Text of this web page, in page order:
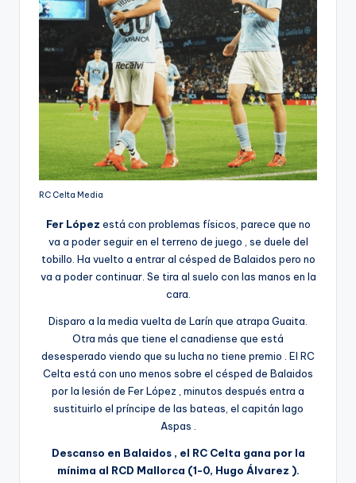
RC Celta Media
Fer López está con problemas físicos, parece que no
va a poder seguir en el terreno de juego , se duele del
tobillo. Ha vuelto a entrar al césped de Balaidos pero no
va a poder continuar. Se tira al suelo con las manos en la
cara.
Disparo a la media vuelta de Larín que atrapa Guaita.
Otra más que tiene el canadiense que está
desesperado viendo que su lucha no tiene premio . El RC
Celta está con uno menos sobre el césped de Balaidos
por la lesión de Fer López , minutos después entra a
sustituirlo el príncipe de las bateas, el capitán Iago
Aspas .
Descanso en Balaidos , el RC Celta gana por la
mínima al RCD Mallorca (1-0, Hugo Álvarez ).